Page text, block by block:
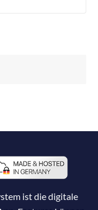
ist die digitale